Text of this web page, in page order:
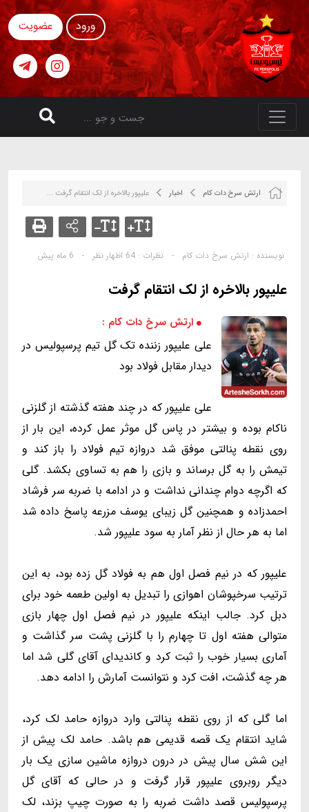
ورود عضویت
ارتش سرخ دات کام اخبار علیپور بالاخره از لک انتقام گرفت ...
نویسنده : ارتش سرخ دات کام - نظرات : 64 اظهار نظر - 6 ماه پیش
علیپور بالاخره از لک انتقام گرفت
ارتش سرخ دات کام :
علی علیپور زننده تک گل تیم پرسپولیس در
دیدار مقابل فولاد بود
علی علیپور که در چند هفته گذشته از گلزنی
ناکام بوده و بیشتر در پاس گل موثر عمل کرده، این بار از
روی نقطه پنالتی موفق شد دروازه تیم فولاد را باز کند و
تیمش را به گل برساند و بازی را هم به تساوی بکشد. گلی
که اگرچه دوام چندانی نداشت و در ادامه با ضربه سر فرشاد
احمدزاده و همچنین گل زیبای یوسف مزرعه پاسخ داده شد
اما به هر حال از نظر آمار به سود علیپور شد.
علیپور که در نیم فصل اول هم به فولاد گل زده بود، به این
ترتیب سرخپوشان اهوازی را تبدیل به اولین طعمه خود برای
دبل کرد. جالب اینکه علیپور در نیم فصل اول چهار بازی
متوالی هفته اول تا چهارم را با گلزنی پشت سر گذاشت و
آماری بسیار خوب را ثبت کرد و کاندیدای آقای گلی شد اما
هر چه گذشت، افت کرد و نتوانست آمارش را ادامه دهد.
اما گلی که از روی نقطه پنالتی وارد دروازه حامد لک کرد،
شاید انتقام یک قصه قدیمی هم باشد. حامد لک پیش از
این شش سال پیش در درون دروازه ماشین سازی یک بار
دیگر روبروی علیپور قرار گرفت و در حالی که آقای گل
پرسپولیس قصد داشت ضربه را به صورت چیپ بزند، لک